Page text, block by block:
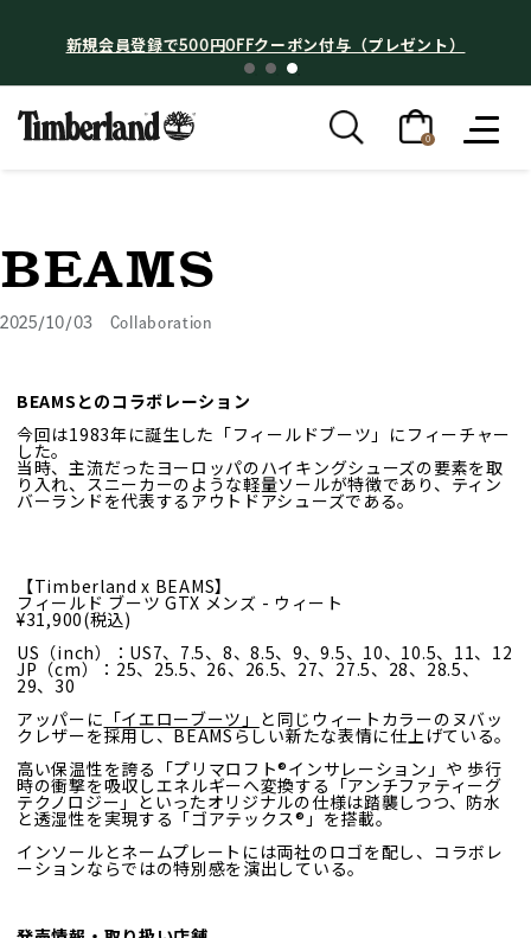
新規会員登録で500円OFFクーポン付与（プレゼント）
0
BEAMS
2025/10/03 Collaboration
BEAMSとのコラボレーション
今回は1983年に誕生した「フィールドブーツ」にフィーチャー
した。
当時、主流だったヨーロッパのハイキングシューズの要素を取
り入れ、スニーカーのような軽量ソールが特徴であり、 ティン
バーランドを代表するアウトドアシューズである。
【Timberland x BEAMS】
フィールド ブーツ GTX メンズ - ウィート
¥31,900(税込)
US（inch）：US7、7.5、8、8.5、9、9.5、10、10.5、11、12
JP（cm）：25、25.5、26、26.5、27、27.5、28、28.5、
29、30
アッパーに 「イエローブーツ」 と同じウィートカラーのヌバッ
クレザーを採用し、BEAMSらしい新たな表情に仕上げている。
高い保温性を誇る「プリマロフト®インサレーション」や 歩行
時の衝撃を吸収しエネルギーへ変換する「アンチファティーグ
テクノロジー」といったオリジナルの仕様は踏襲しつつ、 防水
と透湿性を実現する「ゴアテックス®」を搭載。
インソールとネームプレートには両社のロゴを配し、コラボレ
ーションならではの特別感を演出している。